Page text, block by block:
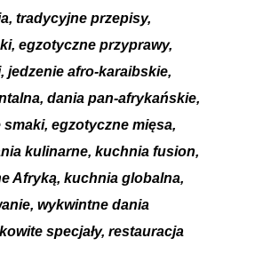
tradycyjne przepisy,
egzotyczne przyprawy,
jedzenie afro-karaibskie,
dania pan-afrykańskie,
egzotyczne mięsa,
kulinarne, kuchnia fusion,
Afryką, kuchnia globalna,
wykwintne dania
specjały, restauracja